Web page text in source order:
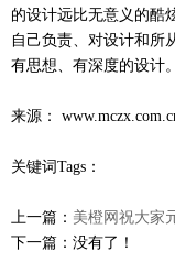
的设计远比无意义的酷
自己负责、对设计和所
有思想、有深度的设计。
来源：
关键词Tags：
上一篇： 美橙网祝大家
下一篇：没有了！